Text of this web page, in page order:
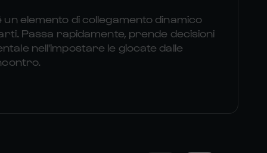
un elemento di collegamento dinamico
Passa rapidamente, prende decisioni
nell'impostare le giocate dalle